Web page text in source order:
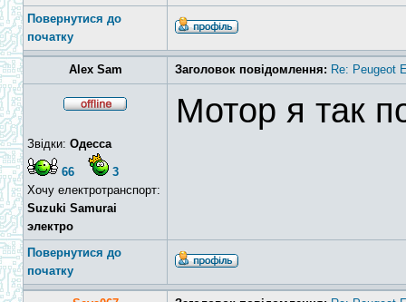
Повернутися до
початку
Alex Sam Заголовок повідомлення: Re: Peugeot
Звідки: Одесса
66
3
Хочу електротранспорт:
Suzuki Samurai
электро
Мотор я так
Повернутися до
початку